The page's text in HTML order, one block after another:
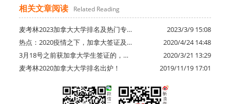
相关文章阅读 Related Reading
2023/3/9 15:08
麦考林2023加拿大大学排名及热门专…
2020/4/24 14:48
热点：2020疫情之下，加拿大签证及…
2020/3/21 13:29
3月18号之前获加拿大学生签证的，…
2019/11/19 17:01
麦考林2020加拿大大学排名出炉！